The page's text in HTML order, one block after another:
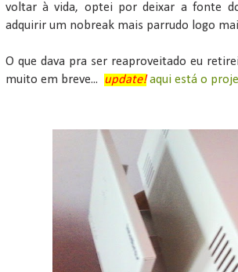
voltar à vida, optei por deixar a fonte
adquirir um nobreak mais parrudo logo
O que dava pra ser reaproveitado eu
muito em breve... update! aqui está o